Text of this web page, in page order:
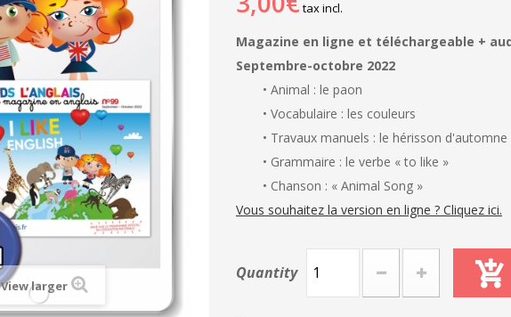
View larger
tax incl.
Magazine en ligne et téléchargeable +
Septembre-octobre 2022
• Animal : le paon
• Vocabulaire : les couleurs
• Travaux manuels : le hérisson d'automne
• Grammaire : le verbe « to like »
• Chanson : « Animal Song »
Vous souhaitez la version en ligne ? Cliquez ici.
Quantity